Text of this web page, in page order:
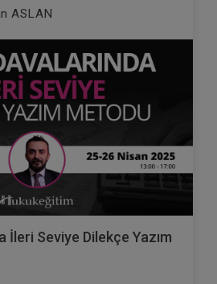
ASLAN
İleri Seviye Dilekçe Yazım